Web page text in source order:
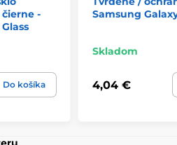
čierne -
Do košíka
Samsung
Skladom
4,04 €